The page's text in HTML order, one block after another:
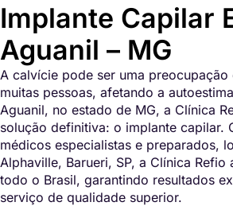
Implante Capilar
Aguanil – MG
A calvície pode ser uma preocupação
muitas pessoas, afetando a
Aguanil, no estado de MG, a Clínica
solução definitiva: o implante capilar.
médicos especialistas e preparados,
Alphaville, Barueri, SP, a Clínica Refio
todo o Brasil, garantindo resultados
serviço de qualidade superior.